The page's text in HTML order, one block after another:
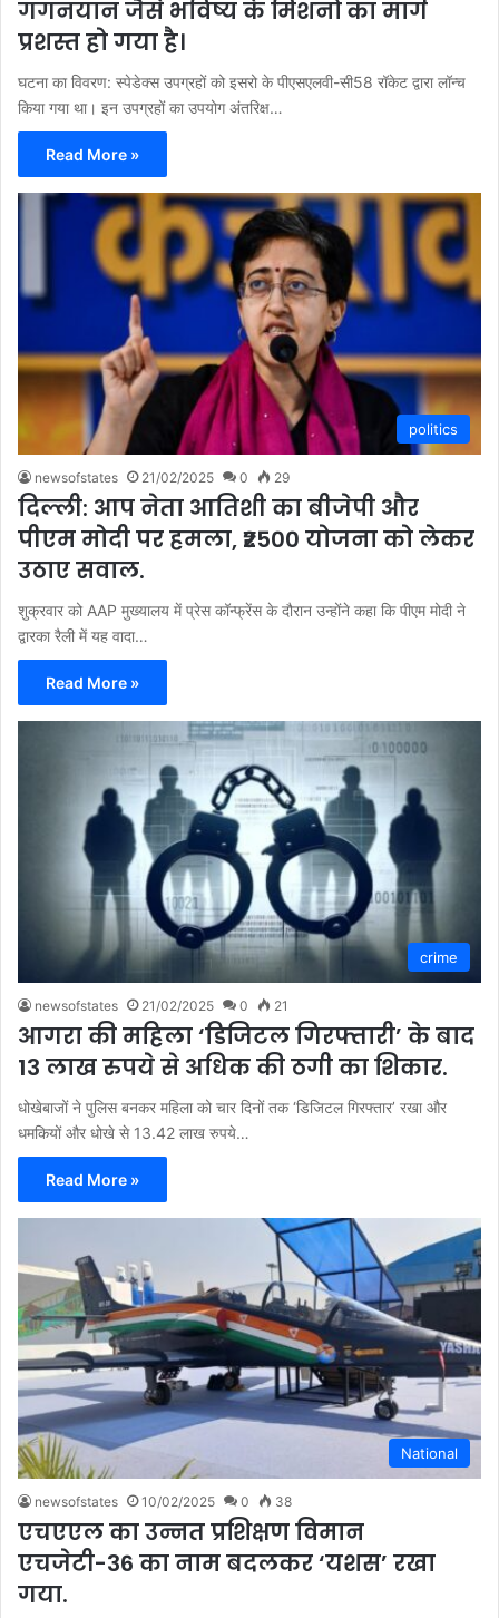
गगनयान जैसे भविष्य के मिशनों का मार्ग
प्रशस्त हो गया है।
घटना का विवरण: स्पेडेक्स उपग्रहों को इसरो के पीएसएलवी-सी58 रॉकेट द्वारा लॉन्च
किया गया था। इन उपग्रहों का उपयोग अंतरिक्ष…
Read More »
politics
newsofstates 21/02/2025 0 29
दिल्ली: आप नेता आतिशी का बीजेपी और
पीएम मोदी पर हमला, ₹2500 योजना को लेकर
उठाए सवाल.
शुक्रवार को AAP मुख्यालय में प्रेस कॉन्फ्रेंस के दौरान उन्होंने कहा कि पीएम मोदी ने
द्वारका रैली में यह वादा…
Read More »
crime
newsofstates 21/02/2025 0 21
आगरा की महिला ‘डिजिटल गिरफ्तारी’ के बाद
13 लाख रुपये से अधिक की ठगी का शिकार.
धोखेबाजों ने पुलिस बनकर महिला को चार दिनों तक ‘डिजिटल गिरफ्तार’ रखा और
धमकियों और धोखे से 13.42 लाख रुपये…
Read More »
National
newsofstates 10/02/2025 0 38
एचएएल का उन्नत प्रशिक्षण विमान
एचजेटी-36 का नाम बदलकर ‘यशस’ रखा
गया.